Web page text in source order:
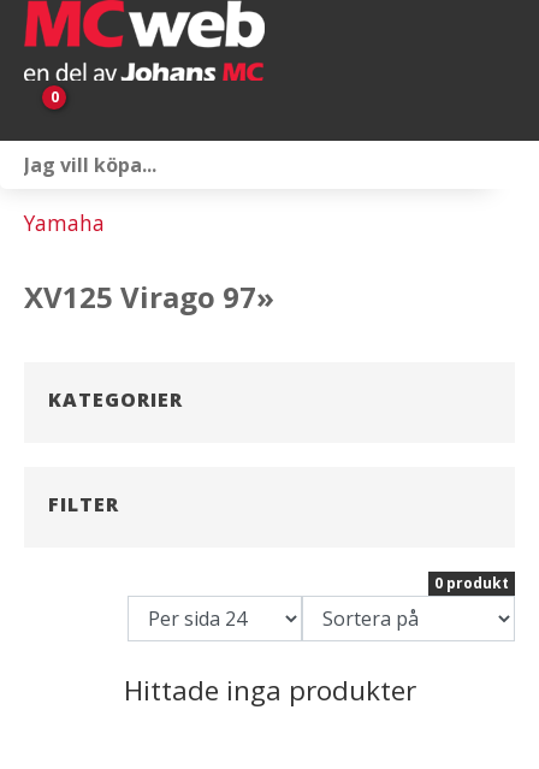
0
Yamaha
XV125 Virago 97»
KATEGORIER
FILTER
0 produkt
Hittade inga produkter